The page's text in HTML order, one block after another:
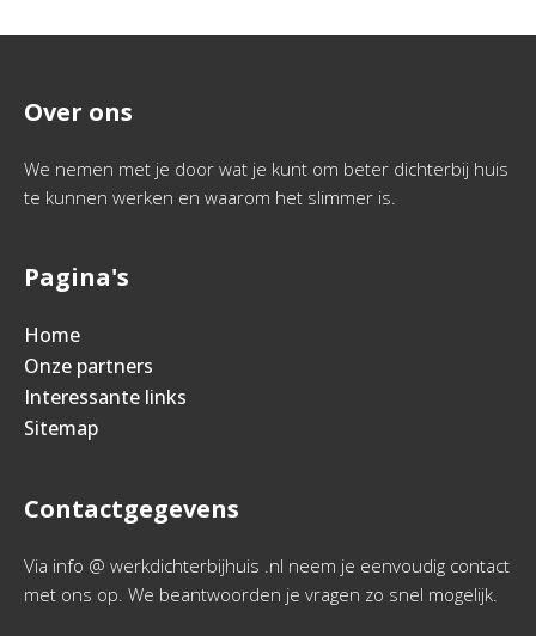
Over ons
We nemen met je door wat je kunt om beter dichterbij huis
te kunnen werken en waarom het slimmer is.
Pagina's
Home
Onze partners
Interessante links
Sitemap
Contactgegevens
Via info @ werkdichterbijhuis .nl neem je eenvoudig contact
met ons op. We beantwoorden je vragen zo snel mogelijk.